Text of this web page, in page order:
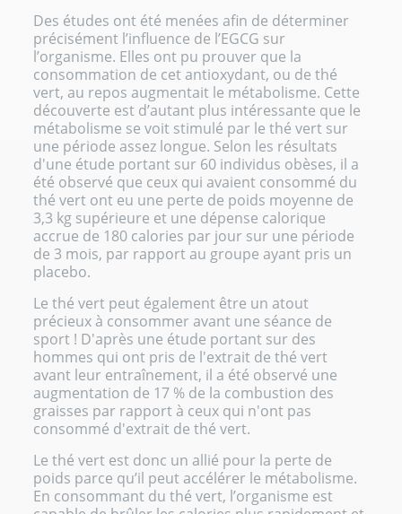
Des études ont été menées afin de déterminer
précisément l’influence de l’EGCG sur
l’organisme. Elles ont pu prouver que la
consommation de cet antioxydant, ou de thé
vert, au repos augmentait le métabolisme. Cette
découverte est d’autant plus intéressante que le
métabolisme se voit stimulé par le thé vert sur
une période assez longue. Selon les résultats
d'une étude portant sur 60 individus obèses, il a
été observé que ceux qui avaient consommé du
thé vert ont eu une perte de poids moyenne de
3,3 kg supérieure et une dépense calorique
accrue de 180 calories par jour sur une période
de 3 mois, par rapport au groupe ayant pris un
placebo.
Le thé vert peut également être un atout
précieux à consommer avant une séance de
sport ! D'après une étude portant sur des
hommes qui ont pris de l'extrait de thé vert
avant leur entraînement, il a été observé une
augmentation de 17 % de la combustion des
graisses par rapport à ceux qui n'ont pas
consommé d'extrait de thé vert.
Le thé vert est donc un allié pour la perte de
poids parce qu’il peut accélérer le métabolisme.
En consommant du thé vert, l’organisme est